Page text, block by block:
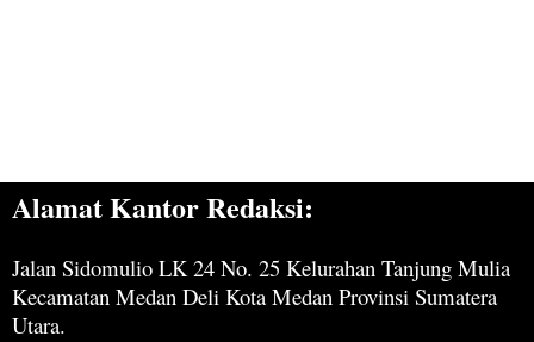
Alamat Kantor Redaksi:
Jalan Sidomulio LK 24 No. 25 Kelurahan Tanjung Mulia
Kecamatan Medan Deli Kota Medan Provinsi Sumatera
Utara.